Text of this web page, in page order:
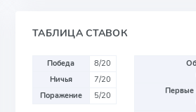
ТАБЛИЦА СТАВОК
Победа
8/20
Ничья
7/20
Поражение
5/20
Первые